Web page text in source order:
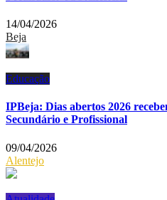
14/04/2026
Beja
Educação
IPBeja: Dias abertos 2026
Secundário e Profissional
09/04/2026
Alentejo